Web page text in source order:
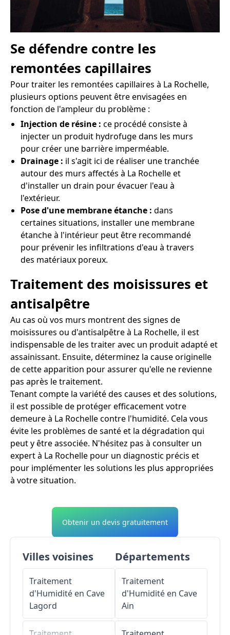
Se défendre contre les
remontées capillaires
Pour traiter les remontées capillaires à La Rochelle,
plusieurs options peuvent être envisagées en
fonction de l'ampleur du problème :
Injection de résine : ce procédé consiste à
injecter un produit hydrofuge dans les murs
pour créer une barrière imperméable.
Drainage : il s'agit ici de réaliser une tranchée
autour des murs affectés à La Rochelle et
d'installer un drain pour évacuer l'eau à
l'extérieur.
Pose d'une membrane étanche : dans
certaines situations, installer une membrane
étanche à l'intérieur peut être recommandé
pour prévenir les infiltrations d'eau à travers
des matériaux poreux.
Traitement des moisissures et
antisalpêtre
Au cas où vos murs montrent des signes de
moisissures ou d'antisalpêtre à La Rochelle, il est
indispensable de les traiter avec un produit adapté et
assainissant. Ensuite, déterminez la cause originelle
de cette apparition pour assurer qu'elle ne revienne
pas après le traitement.
Tenant compte la variété des causes et des solutions,
il est possible de protéger efficacement votre
demeure à La Rochelle contre l'humidité. Cela vous
évite les problèmes de santé et la dégradation qui
peut y être associée. N'hésitez pas à consulter un
expert à La Rochelle pour un diagnostic précis et
pour implémenter les solutions les plus appropriées
à votre situation.
Obtenir un devis gratuitement
Villes voisines
Traitement
d'Humidité en Cave
Lagord
Départements
Traitement
d'Humidité en Cave
Ain